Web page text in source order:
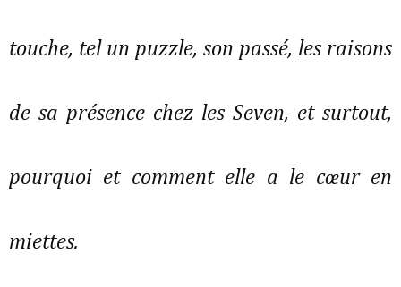
touche, tel un puzzle, son passé, les raisons
de sa présence chez les Seven, et surtout,
pourquoi et comment elle a le cœur en
miettes.